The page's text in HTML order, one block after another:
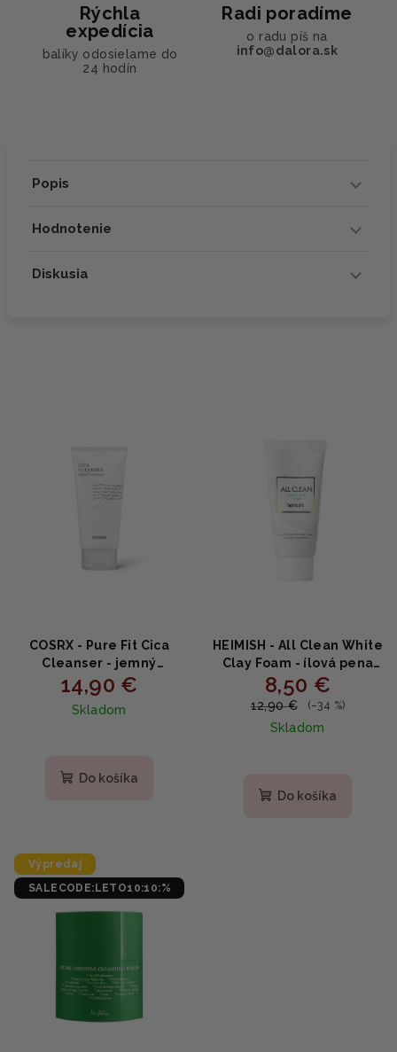
Rýchla
expedícia
balíky odosielame do
24 hodín
Radi poradíme
o radu píš na
info@dalora.sk
Popis
Hodnotenie
Diskusia
COSRX - Pure Fit Cica
Cleanser - jemný
produkt na čistenie pleti
150ml
14,90 €
Skladom
Do košíka
HEIMISH - All Clean White
Clay Foam - ílová pena
150g
8,50 €
12,90 € (–34 %)
Skladom
Do košíka
Výpredaj
SALECODE:LETO10:10:%